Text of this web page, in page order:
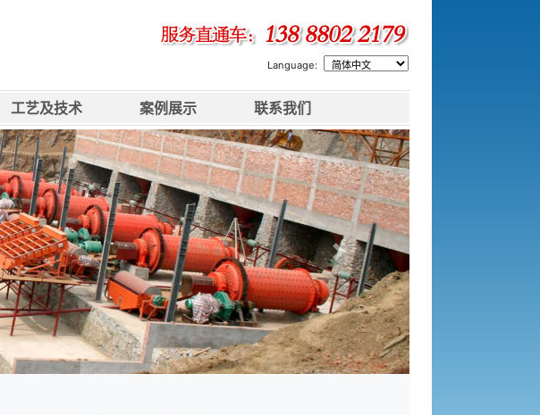
Language:
工艺及技术 案例展示 联系我们
下一张